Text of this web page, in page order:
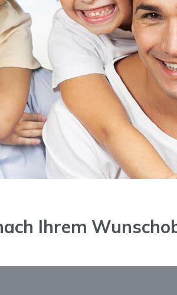
Ihrem